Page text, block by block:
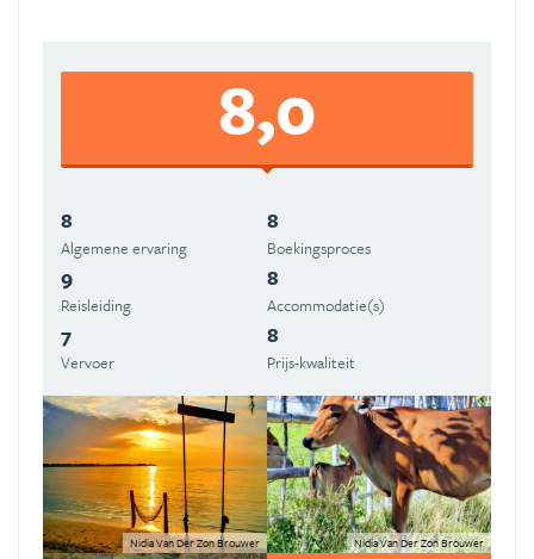
8,0
8
Algemene ervaring
8
Boekingsproces
9
Reisleiding
8
Accommodatie(s)
7
Vervoer
8
Prijs-kwaliteit
Nidia Van Der Zon Brouwer Nidia Van Der Zon Brouwer